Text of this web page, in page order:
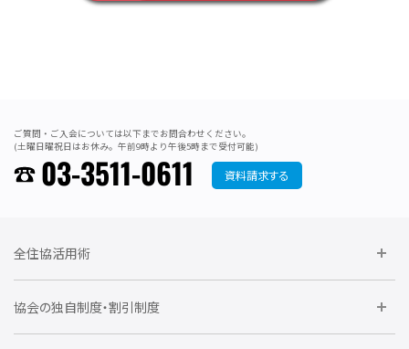
ご質問・ご入会については以下までお問合わせください。
(土曜日曜祝日はお休み。午前9時より午後5時まで受付可能)
03-3511-0611 資料請求する
全住協活用術
委員会に参加しよう
協会の独自制度・割引制度